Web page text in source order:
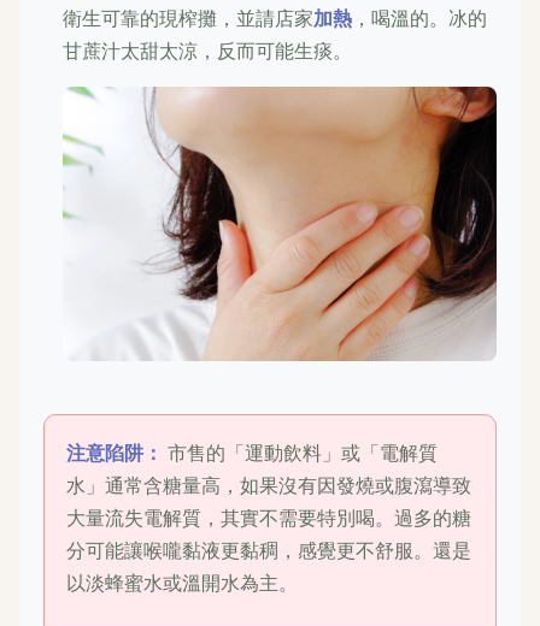
衛生可靠的現榨攤，並請店家加熱 ，喝溫的。冰的
甘蔗汁太甜太涼，反而可能生痰。
注意陷阱： 市售的「運動飲料」或「電解質
水」通常含糖量高，如果沒有因發燒或腹瀉導致
大量流失電解質，其實不需要特別喝。過多的糖
分可能讓喉嚨黏液更黏稠，感覺更不舒服。還是
以淡蜂蜜水或溫開水為主。